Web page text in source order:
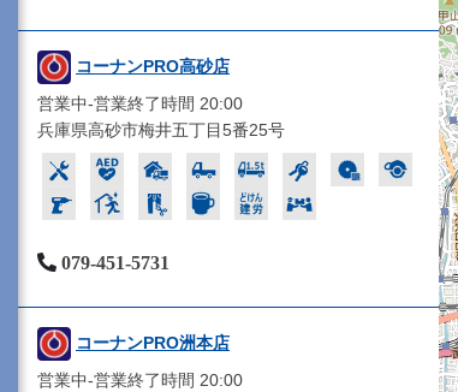
コーナンPRO高砂店
営業中-営業終了時間 20:00
兵庫県高砂市梅井五丁目5番25号
079-451-5731
コーナンPRO洲本店
営業中-営業終了時間 20:00